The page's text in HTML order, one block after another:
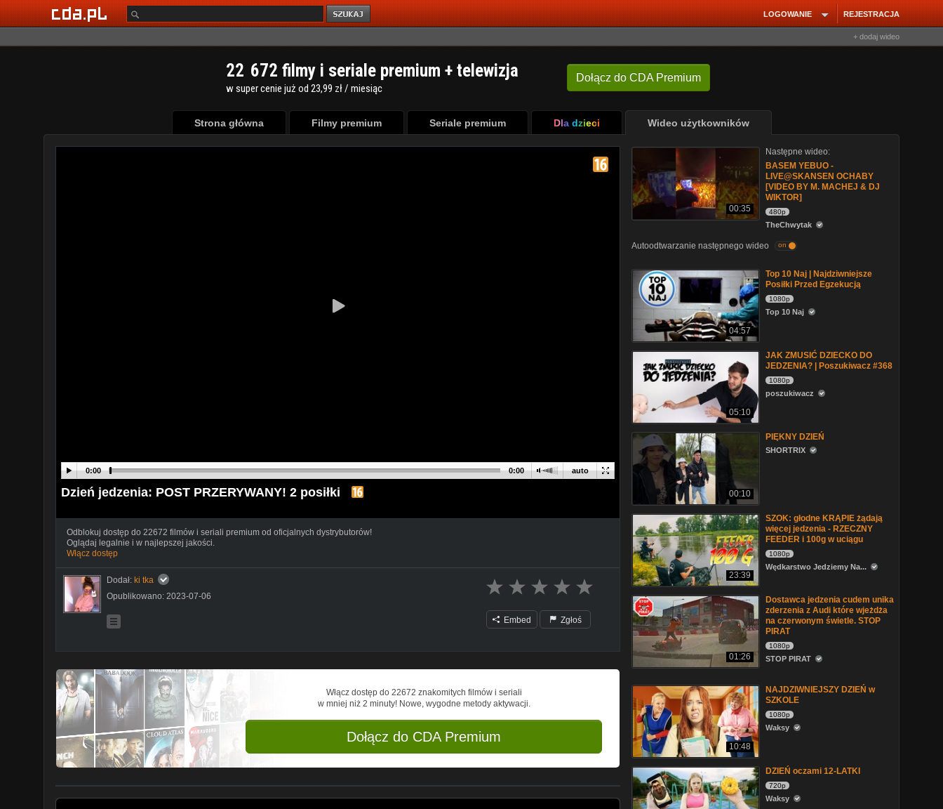
REJESTRACJA
LOGOWANIE
+ dodaj wideo
Dołącz do CDA Premium
22 672 filmy i seriale premium + telewizja
w super cenie już od 23,99 zł / miesiąc
Strona główna Filmy premium Seriale premium Dla dzieci Wideo użytkowników
auto
0:00 0:00
Dzień jedzenia: POST PRZERYWANY! 2 posiłki
Odblokuj dostęp do 22672 filmów i seriali premium od oficjalnych dystrybutorów!
Oglądaj legalnie i w najlepszej jakości.
Włącz dostęp
Dodał: ki tka
Opublikowano: 2023-07-06
Embed Zgłoś
Włącz dostęp do 22672 znakomitych filmów i seriali
w mniej niż 2 minuty! Nowe, wygodne metody aktywacji.
Dołącz do CDA Premium
00:35
Następne wideo:
BASEM YEBUO -
LIVE@SKANSEN OCHABY
[VIDEO BY M. MACHEJ & DJ
WIKTOR]
480p
TheChwytak
Autoodtwarzanie następnego wideo on
04:57
Top 10 Naj | Najdziwniejsze
Posiłki Przed Egzekucją
1080p
Top 10 Naj
05:10
JAK ZMUSIĆ DZIECKO DO
JEDZENIA? | Poszukiwacz #368
1080p
poszukiwacz
00:10
PIĘKNY DZIEŃ
SHORTRIX
23:39
SZOK: głodne KRĄPIE żądają
więcej jedzenia - RZECZNY
FEEDER i 100g w uciągu
1080p
Wędkarstwo Jedziemy Na...
01:26
Dostawca jedzenia cudem unika
zderzenia z Audi które wjeżdża
na czerwonym świetle. STOP
PIRAT
1080p
STOP PIRAT
10:48
NAJDZIWNIEJSZY DZIEŃ w
SZKOLE
1080p
Waksy
DZIEŃ oczami 12-LATKI
720p
Waksy